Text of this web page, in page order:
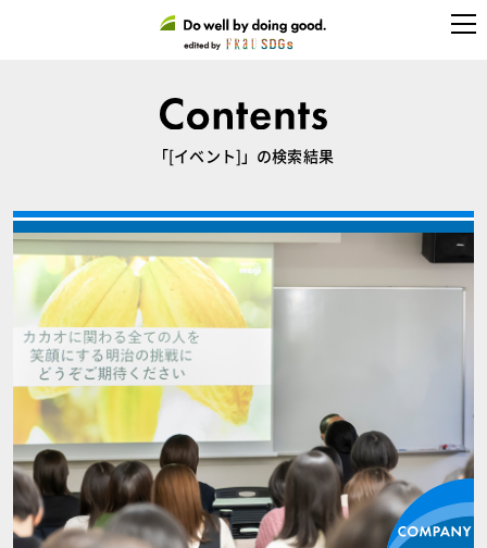
「[イベント]」の検索結果